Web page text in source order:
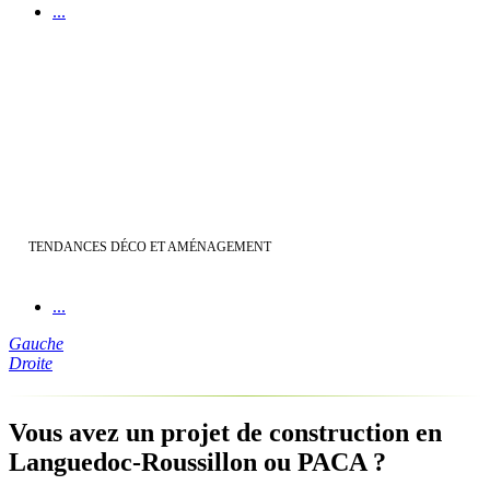
...
TENDANCES DÉCO ET AMÉNAGEMENT
...
Gauche
Droite
Vous avez un projet de construction en
Languedoc-Roussillon ou PACA ?